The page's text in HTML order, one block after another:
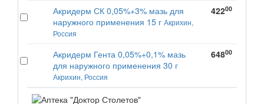
Акридерм СК 0,05%+3% мазь для
наружного применения 15 г Акрихин,
Россия
42200
Акридерм Гента 0,05%+0,1% мазь
для наружного применения 30 г
Акрихин, Россия
64800